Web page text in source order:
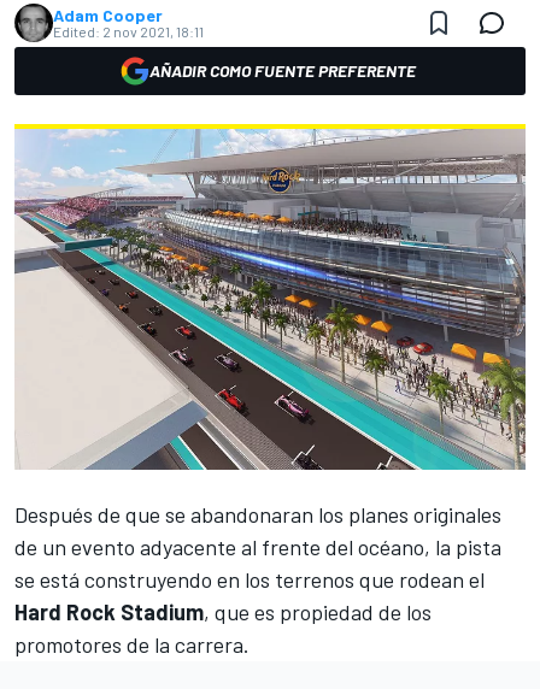
Adam Cooper
Edited: 2 nov 2021, 18:11
AÑADIR COMO FUENTE PREFERENTE
Después de que se abandonaran los planes originales
de un evento adyacente al frente del océano, la pista
se está construyendo en los terrenos que rodean el
Hard Rock Stadium, que es propiedad de los
promotores de la carrera.